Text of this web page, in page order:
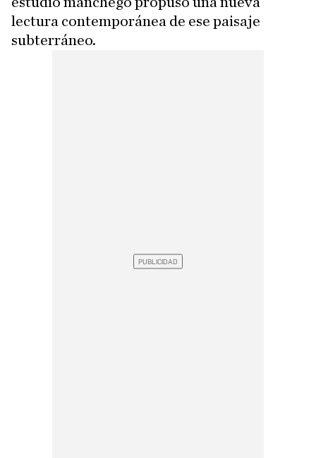
lectura contemporánea de ese paisaje
subterráneo.